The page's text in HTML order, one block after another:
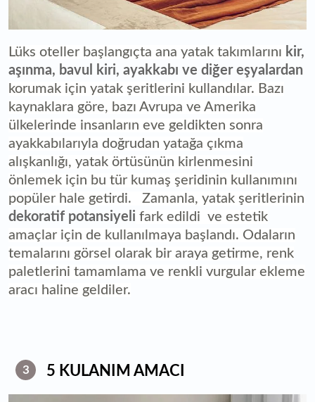
Lüks oteller başlangıçta ana yatak takımlarını kir,
aşınma, bavul kiri, ayakkabı ve diğer eşyalardan
korumak için yatak şeritlerini kullandılar. Bazı
kaynaklara göre, bazı Avrupa ve Amerika
ülkelerinde insanların eve geldikten sonra
ayakkabılarıyla doğrudan yatağa çıkma
alışkanlığı, yatak örtüsünün kirlenmesini
önlemek için bu tür kumaş şeridinin kullanımını
popüler hale getirdi. Zamanla, yatak şeritlerinin
dekoratif potansiyeli fark edildi ve estetik
amaçlar için de kullanılmaya başlandı. Odaların
temalarını görsel olarak bir araya getirme, renk
paletlerini tamamlama ve renkli vurgular ekleme
aracı haline geldiler.
3 5 KULANIM AMACI